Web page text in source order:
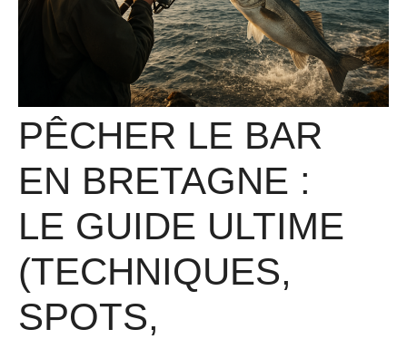
PÊCHER LE BAR
EN BRETAGNE :
LE GUIDE ULTIME
(TECHNIQUES,
SPOTS,